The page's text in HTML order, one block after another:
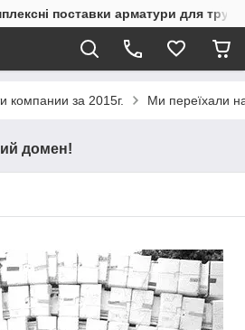
поставки арматури для
компании за 2015г. Ми переїхали
домен!